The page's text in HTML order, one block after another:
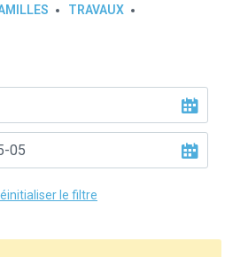
TRAVAUX
le filtre